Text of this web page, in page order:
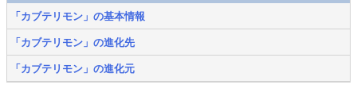
「カブテリモン」の基本情報
「カブテリモン」の進化先
「カブテリモン」の進化元